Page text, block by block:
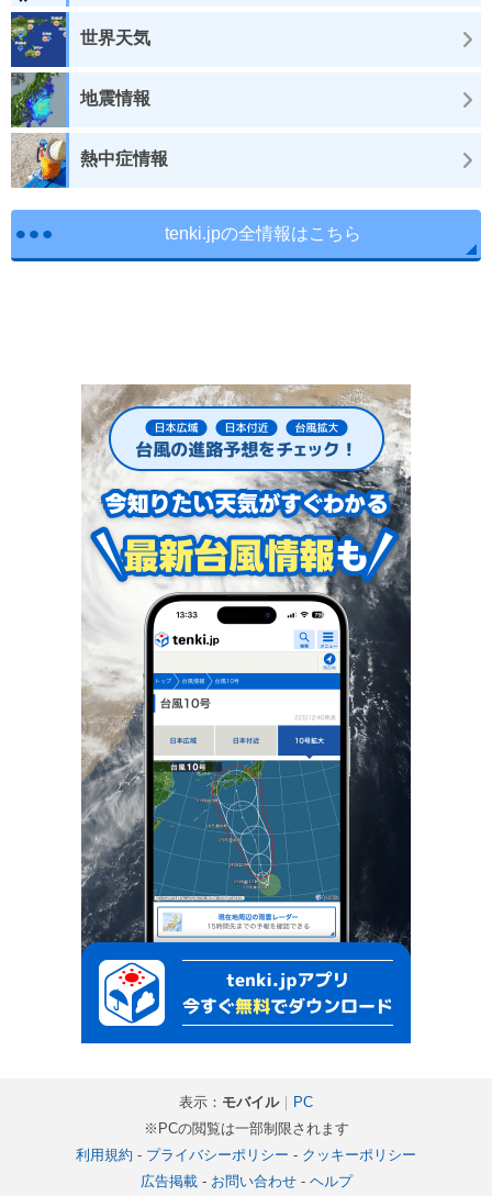
世界天気
地震情報
熱中症情報
tenki.jpの全情報はこちら
表示： モバイル｜ PC
※PCの閲覧は一部制限されます
利用規約 - プライバシーポリシー - クッキーポリシー
広告掲載- お問い合わせ- ヘルプ